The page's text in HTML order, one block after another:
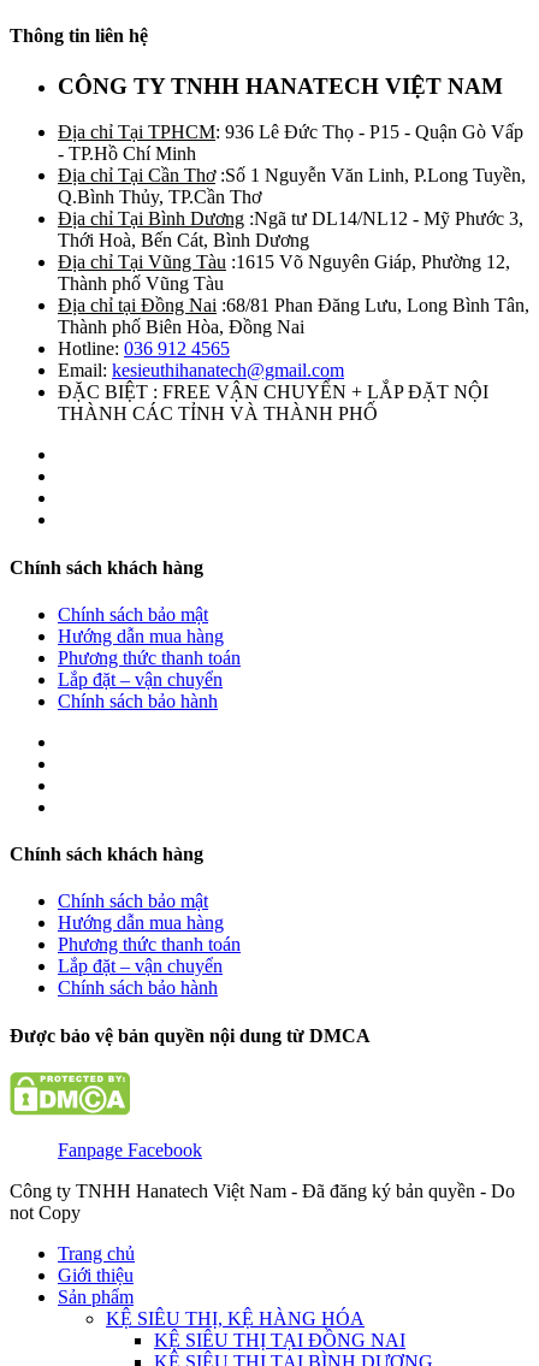
Thông tin liên hệ
CÔNG TY TNHH HANATECH VIỆT NAM
Địa chỉ Tại TPHCM: 936 Lê Đức Thọ - P15 - Quận Gò Vấp
- TP.Hồ Chí Minh
Địa chỉ Tại Cần Thơ:Số 1 Nguyễn Văn Linh, P.Long Tuyền,
Q.Bình Thủy, TP.Cần Thơ
Địa chỉ Tại Bình Dương :Ngã tư DL14/NL12 - Mỹ Phước 3,
Thới Hoà, Bến Cát, Bình Dương
Địa chỉ Tại Vũng Tàu :1615 Võ Nguyên Giáp, Phường 12,
Thành phố Vũng Tàu
Địa chỉ tại Đồng Nai :68/81 Phan Đăng Lưu, Long Bình Tân,
Thành phố Biên Hòa, Đồng Nai
Hotline: 036 912 4565
Email: kesieuthihanatech@gmail.com
ĐẶC BIỆT : FREE VẬN CHUYỂN + LẮP ĐẶT NỘI
THÀNH CÁC TỈNH VÀ THÀNH PHỐ
Chính sách khách hàng
Chính sách bảo mật
Hướng dẫn mua hàng
Phương thức thanh toán
Lắp đặt – vận chuyển
Chính sách bảo hành
Chính sách khách hàng
Chính sách bảo mật
Hướng dẫn mua hàng
Phương thức thanh toán
Lắp đặt – vận chuyển
Chính sách bảo hành
Được bảo vệ bản quyền nội dung từ DMCA
Fanpage Facebook
Công ty TNHH Hanatech Việt Nam - Đã đăng ký bản quyền - Do
not Copy
Trang chủ
Giới thiệu
Sản phẩm
KỆ SIÊU THỊ, KỆ HÀNG HÓA
KỆ SIÊU THỊ TẠI ĐỒNG NAI
KỆ SIÊU THỊ TẠI BÌNH DƯƠNG